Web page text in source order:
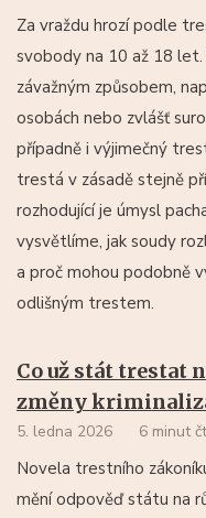
Za vraždu hrozí podle
svobody na 10 až 18 let.
závažným způsobem,
osobách nebo zvlášť
případně i výjimečný
trestá v zásadě stejně
rozhodující je úmysl
vysvětlíme, jak soudy
a proč mohou podobně
odlišným trestem.
Co už stát trestat
změny
5. ledna 2026 6 minut
Novela trestního
mění odpověď státu na